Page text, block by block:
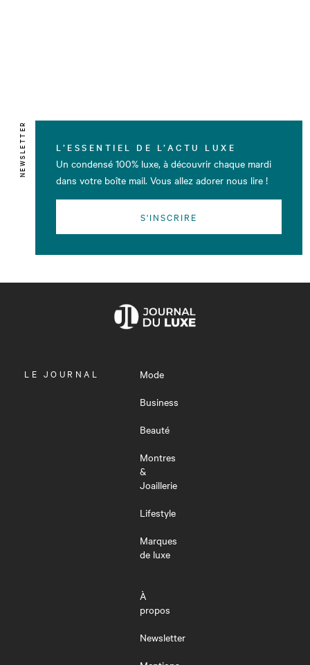
NEWSLETTER L’ESSENTIEL DE L’ACTU LUXE
Un condensé 100% luxe, à découvrir chaque mardi
dans votre boîte mail. Vous allez adorer nous lire !
S'INSCRIRE
OUVRIR
LE JOURNAL
Mode
Business
Beauté
Montres
&
Joaillerie
Lifestyle
Marques
de luxe
À
propos
Newsletter